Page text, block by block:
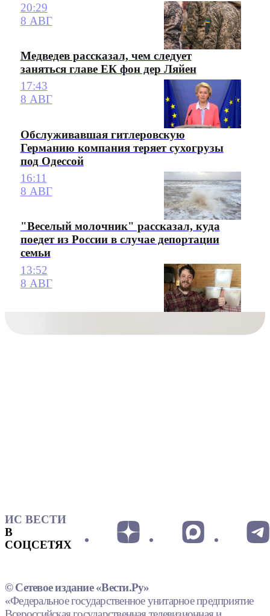
20:29
8 АВГ
Медведев рассказал, чем следует
заняться главе ЕК фон дер Ляйен
17:43
8 АВГ
Обслуживавшая гитлеровскую
Германию компания теряет сухогрузы
под Одессой
16:11
8 АВГ
"Веселый молочник" рассказал, куда
поедет из России в случае депортации
семьи
13:52
8 АВГ
ИС ВЕСТИ
В
СОЦСЕТЯХ
© Сетевое издание «Вести.Ру»
«Федеральное государственное унитарное предприятие